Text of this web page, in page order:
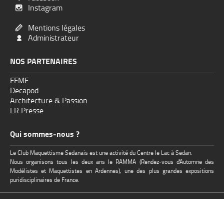
 Instagram
 Mentions légales
 Administrateur
NOS PARTENAIRES
FFMF
Decapod
Architecture & Passion
LR Presse
Qui sommes-nous ?
Le Club Maquettisme Sedanais est une activité du Centre le Lac à Sedan.
Nous organisons tous les deux ans le RAMMA (Rendez-vous d'Automne des
Modélistes et Maquettistes en Ardennes), une des plus grandes expositions
puridisciplinaires de France.